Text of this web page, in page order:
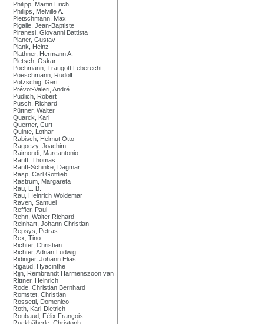
Philipp, Martin Erich
Phillips, Melville A.
Pietschmann, Max
Pigalle, Jean-Baptiste
Piranesi, Giovanni Battista
Planer, Gustav
Plank, Heinz
Plathner, Hermann A.
Pletsch, Oskar
Pochmann, Traugott Leberecht
Poeschmann, Rudolf
Pötzschig, Gert
Prévot-Valeri, André
Pudlich, Robert
Pusch, Richard
Püttner, Walter
Quarck, Karl
Querner, Curt
Quinte, Lothar
Rabisch, Helmut Otto
Ragoczy, Joachim
Raimondi, Marcantonio
Ranft, Thomas
Ranft-Schinke, Dagmar
Rasp, Carl Gottlieb
Rastrum, Margareta
Rau, L. B.
Rau, Heinrich Woldemar
Raven, Samuel
Reffler, Paul
Rehn, Walter Richard
Reinhart, Johann Christian
Repsys, Petras
Rex, Tino
Richter, Christian
Richter, Adrian Ludwig
Ridinger, Johann Elias
Rigaud, Hyacinthe
Rijn, Rembrandt Harmenszoon van
Rittner, Heinrich
Rode, Christian Bernhard
Romstet, Christian
Rossetti, Domenico
Roth, Karl-Dietrich
Roubaud, Félix François